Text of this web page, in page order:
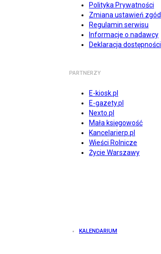
Polityka Prywatności
Zmiana ustawień zgód
Regulamin serwisu
Informacje o nadawcy
Deklaracja dostępności
PARTNERZY
E-kiosk.pl
E-gazety.pl
Nexto.pl
Mała księgowość
Kancelarierp.pl
Wieści Rolnicze
Życie Warszawy
KALENDARIUM